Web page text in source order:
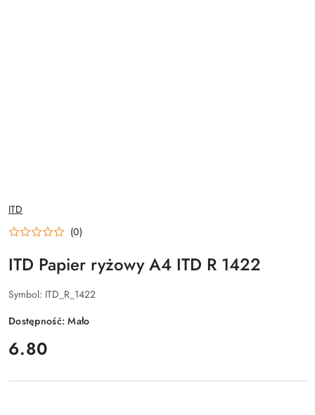
NAZWA
PRODUCENTA:
ITD
(0)
ITD Papier ryżowy A4 ITD R 1422
Symbol: ITD_R_1422
Dostępność:Mało
cena:
6.80